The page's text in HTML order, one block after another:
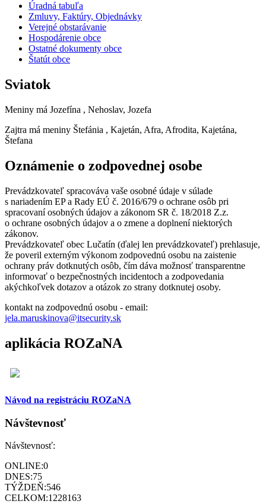
Úradná tabuľa
Zmluvy, Faktúry, Objednávky
Verejné obstarávanie
Hospodárenie obce
Ostatné dokumenty obce
Štatút obce
Sviatok
Meniny má Jozefína , Nehoslav, Jozefa
Zajtra má meniny Štefánia , Kajetán, Afra, Afrodita, Kajetána,
Štefana
Oznámenie o zodpovednej osobe
Prevádzkovateľ spracováva vaše osobné údaje v súlade
s nariadením EP a Rady EÚ č. 2016/679 o ochrane osôb pri
spracovaní osobných údajov a zákonom SR č. 18/2018 Z.z.
o ochrane osobných údajov a o zmene a doplnení niektorých
zákonov.
Prevádzkovateľ obec Lučatín (ďalej len prevádzkovateľ) prehlasuje,
že poveril externým výkonom zodpovednú osobu na zaistenie
ochrany práv dotknutých osôb, čím dáva možnosť transparentne
informovať o bezpečnostných incidentoch a zodpovedania
akýchkoľvek dotazov a otázok zo strany dotknutej osoby.
kontakt na zodpovednú osobu - email:
jela.maruskinova@itsecurity.sk
aplikácia ROZaNA
Návod na registráciu ROZaNA
Návštevnosť
Návštevnosť:
ONLINE:0
DNES:75
TÝŽDEŇ:546
CELKOM:1228163